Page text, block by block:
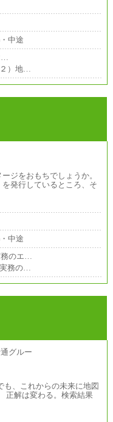
中途
）地…
ジをおもちでしょうか。
発行しているところ、そ
中途
のエ…
務の…
も、これからの未来に地図
正解は変わる。検索結果